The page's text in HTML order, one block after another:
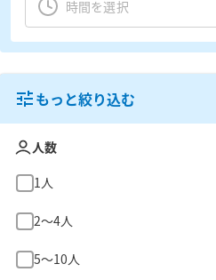
もっと絞り込む
人数
1人
2〜4人
5〜10人